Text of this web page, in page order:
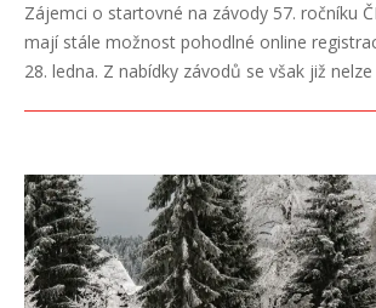
01-
Zájemci o startovné na závody 57. ročníku
mají stále možnost pohodlné online
28. ledna. Z nabídky závodů se však již